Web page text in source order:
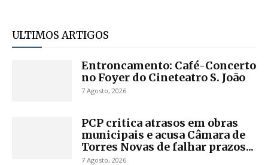
ULTIMOS ARTIGOS
Entroncamento: Café-Concerto
no Foyer do Cineteatro S. João
7 Agosto, 2026
PCP critica atrasos em obras
municipais e acusa Câmara de
Torres Novas de falhar prazos...
7 Agosto, 2026